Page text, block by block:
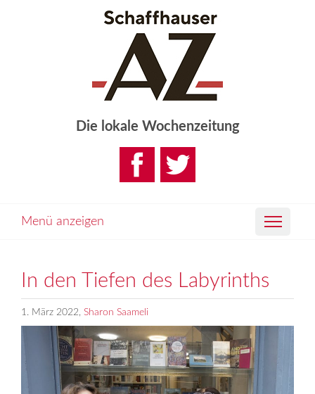
Die lokale Wochenzeitung
Menü anzeigen
In den Tiefen des Labyrinths
1. März 2022, Sharon Saameli